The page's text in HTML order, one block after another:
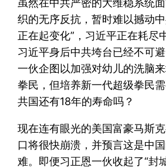
虽然在中共严密的大维稳系统
织的无序反抗，暂时难以撼动
正在起变化”，习近平正在耗尽
习近平身后中共垮台已经不可
一伙企图以加强对幼儿的洗脑
拳民，但培养新一代超级拳民
共国还有18年的寿命吗？
现在连有眼光的美国富豪马斯
口将很快崩溃，并预言这是中
难。即便习正恩一伙收起了“封